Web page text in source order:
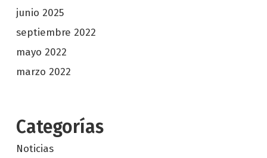
junio 2025
septiembre 2022
mayo 2022
marzo 2022
Categorías
Noticias